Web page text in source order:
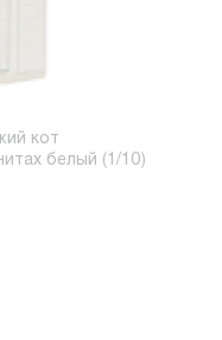
кот
белый (1/10)